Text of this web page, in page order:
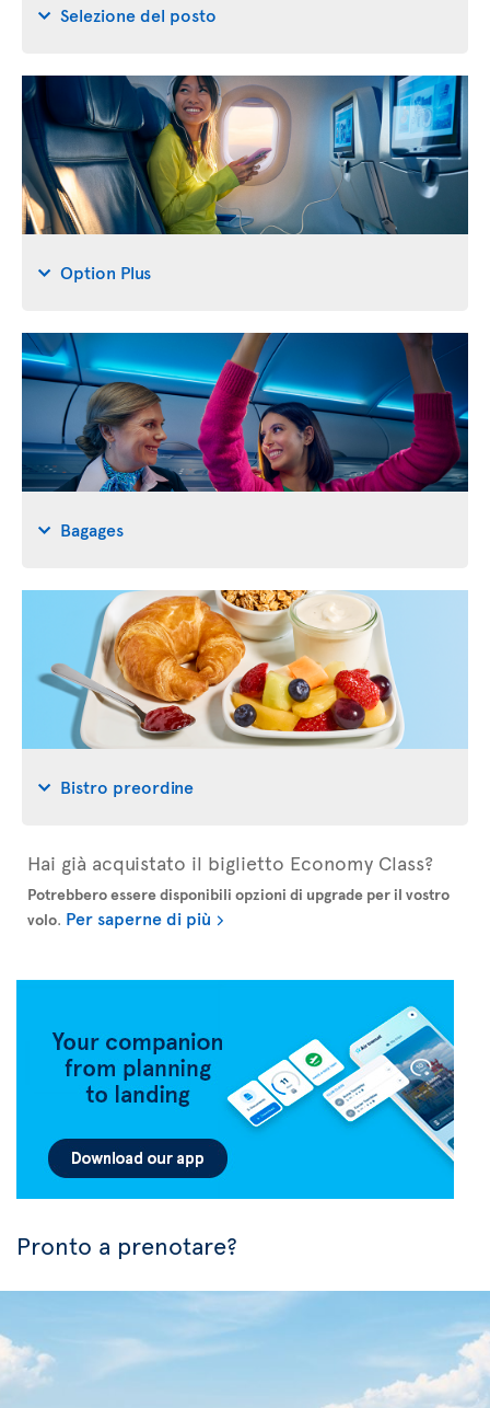
Selezione del posto
Option Plus
Bagages
Bistro preordine
Hai già acquistato il biglietto Economy Class?
Potrebbero essere disponibili opzioni di upgrade per il vostro
volo. Per saperne di più
Pronto a prenotare?